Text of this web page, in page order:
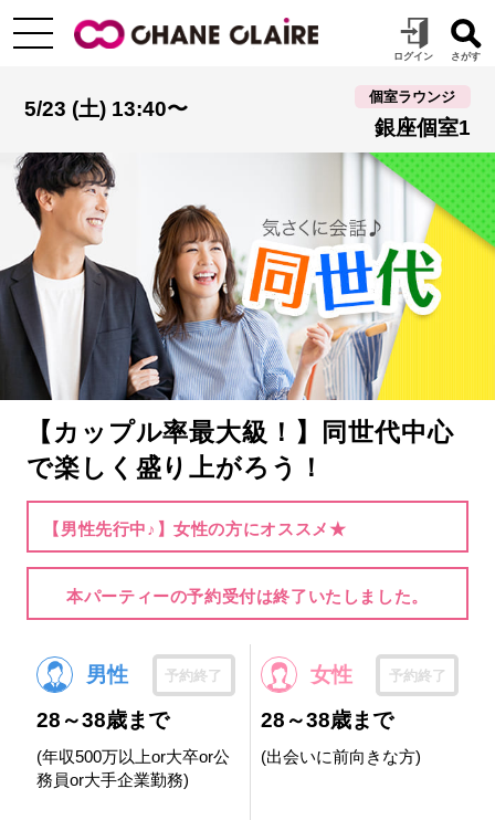
5/23 (土) 13:40〜
個室ラウンジ
銀座個室1
【カップル率最大級！】同世代中心
で楽しく盛り上がろう！
【男性先行中♪】女性の方にオススメ★
本パーティーの予約受付は終了いたしました。
男性 予約終了
28～38歳まで
(年収500万以上or大卒or公
務員or大手企業勤務)
女性 予約終了
28～38歳まで
(出会いに前向きな方)